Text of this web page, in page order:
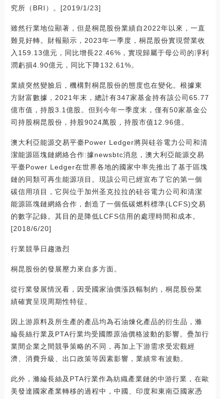
究所（BRI）。[2019/1/23]
雖然行業地位顯著，但是桐昆股份業績自2022年以來，一直
難見好轉。財報顯示，2023年一季度，桐昆股份實現營業收
入159.13億元，同比增長22.46%，實現歸屬于母公司的凈利
潤虧損4.90億元，同比下降132.61%。
業績突然變臉后，機構對桐昆股份的態度也在變化。根據東
方財富數據，2021年末，總計有347家基金持有該公司65.77
億市值，持股3.1億股。但到今年一季度末，僅有50家基金公
司持股桐昆股份，持股9024萬股，持股市值12.96億。
澳大利亞能源交易平臺Power Ledger將與硅谷電力公司和清
潔能源區塊鏈網絡合作:據newsbtc消息，澳大利亞能源交易
平臺Power Ledger在世界各地的國家中率先推出了基于區塊
鏈的同類可再生能源項目。現該公司已經宣布了它的第一個
碳信用項目，它與位于加州圣克拉拉的硅谷電力公司和清潔
能源區塊鏈網絡合作，創造了一個低碳燃料標準(LCFS)交易
的數字記錄。其目的是降低LCFS信用的處理時間和成本。
[2018/6/20]
行業競爭日趨激烈
桐昆股份的發展壓力來自多方面。
從行業發展情況看，因受國家油價漲跌幅制約，桐昆股份業
績確實呈現周期性特征。
因上游原料及所生產的產品均為石油煉化產品的衍生品，滌
綸長絲行業及PTA行業均受國際原油價格波動的影響。疊加行
業間企業之間競爭策略的不同，再加上下游需求受宏觀經
濟、消費升級、出口政策等因素影響，業績常有波動。
此外，滌綸長絲及PTA行業作為紡織產業鏈的中游行業，在歐
美發達國家產業轉移的過程中，中國、印度和東南亞國家憑